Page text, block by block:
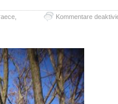
Kommentare